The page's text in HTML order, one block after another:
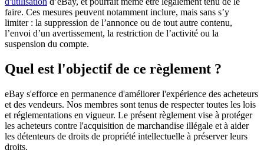
faire. Ces mesures peuvent notamment inclure, mais sans s’y
limiter : la suppression de l’annonce ou de tout autre contenu,
l’envoi d’un avertissement, la restriction de l’activité ou la
suspension du compte.
Quel est l'objectif de ce règlement ?
eBay s'efforce en permanence d'améliorer l'expérience des acheteurs
et des vendeurs. Nos membres sont tenus de respecter toutes les lois
et réglementations en vigueur. Le présent règlement vise à protéger
les acheteurs contre l'acquisition de marchandise illégale et à aider
les détenteurs de droits de propriété intellectuelle à préserver leurs
droits.